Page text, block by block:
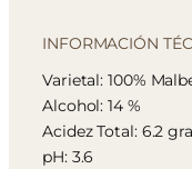
INFORMACIÓN
Varietal: 100%
Alcohol: 14 %
Acidez Total: 6.2
pH: 3.6